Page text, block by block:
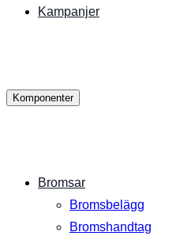
Kampanjer
Komponenter
Bromsar
Bromsbelägg
Bromshandtag